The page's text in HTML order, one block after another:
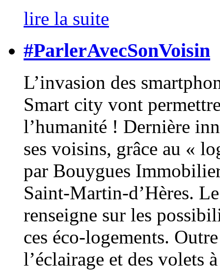
lire la suite
#ParlerAvecSonVoisin
L’invasion des
Smart city vont
l’humanité ! Dernière
ses voisins, grâce au «
par Bouygues
Saint-Martin-d’Hères.
renseigne sur les
ces éco-logements.
l’éclairage et des volets